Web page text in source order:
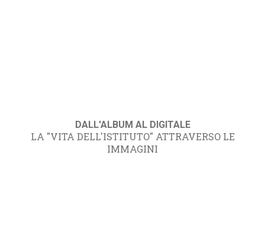
DALL'ALBUM AL DIGITALE
LA "VITA DELL'ISTITUTO" ATTRAVERSO LE
IMMAGINI